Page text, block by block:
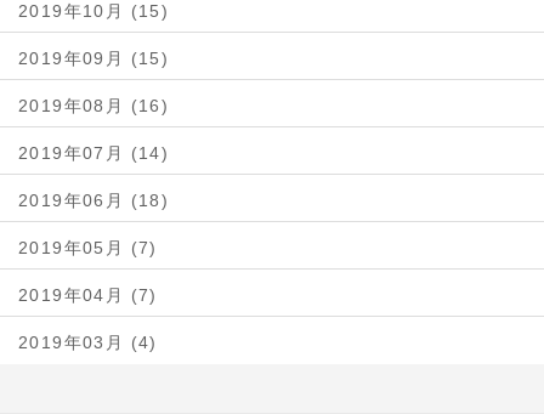
2019年10月 (15)
2019年09月 (15)
2019年08月 (16)
2019年07月 (14)
2019年06月 (18)
2019年05月 (7)
2019年04月 (7)
2019年03月 (4)